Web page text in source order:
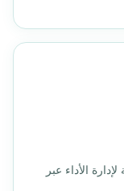
الأداء عبر